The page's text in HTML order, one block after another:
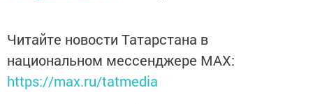
Читайте новости Татарстана в
национальном мессенджере MАХ:
https://max.ru/tatmedia